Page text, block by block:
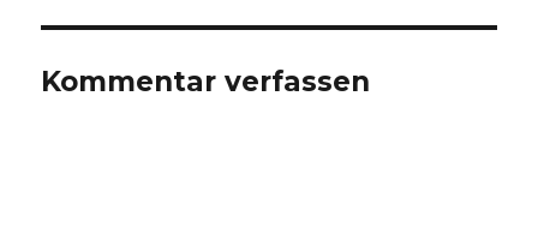
Kommentar verfassen